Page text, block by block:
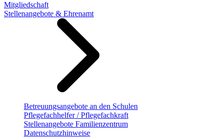
Mitgliedschaft
Stellenangebote & Ehrenamt
Betreuungsangebote an den Schulen
Pflegefachhelfer / Pflegefachkraft
Stellenangebote Familienzentrum
Datenschutzhinweise